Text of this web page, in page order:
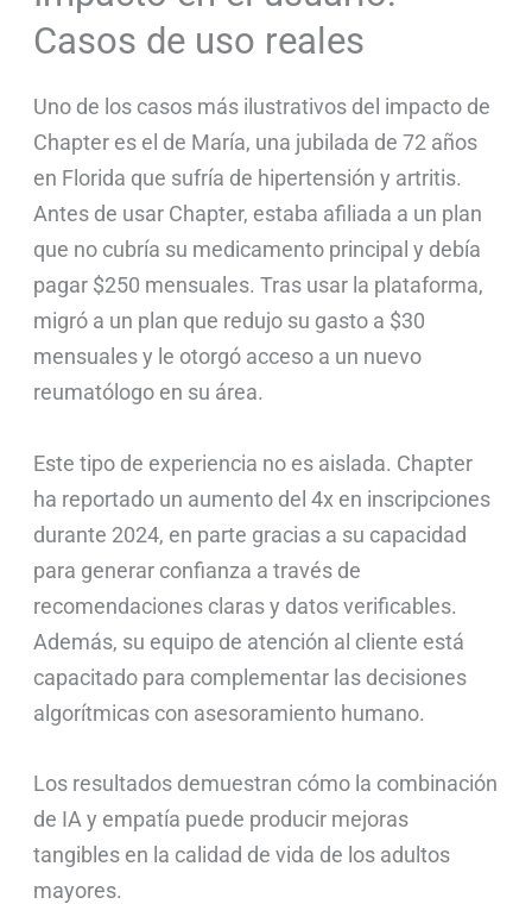
Casos de uso reales
Uno de los casos más ilustrativos del impacto de
Chapter es el de María, una jubilada de 72 años
en Florida que sufría de hipertensión y artritis.
Antes de usar Chapter, estaba afiliada a un plan
que no cubría su medicamento principal y debía
pagar $250 mensuales. Tras usar la plataforma,
migró a un plan que redujo su gasto a $30
mensuales y le otorgó acceso a un nuevo
reumatólogo en su área.
Este tipo de experiencia no es aislada. Chapter
ha reportado un aumento del 4x en inscripciones
durante 2024, en parte gracias a su capacidad
para generar confianza a través de
recomendaciones claras y datos verificables.
Además, su equipo de atención al cliente está
capacitado para complementar las decisiones
algorítmicas con asesoramiento humano.
Los resultados demuestran cómo la combinación
de IA y empatía puede producir mejoras
tangibles en la calidad de vida de los adultos
mayores.